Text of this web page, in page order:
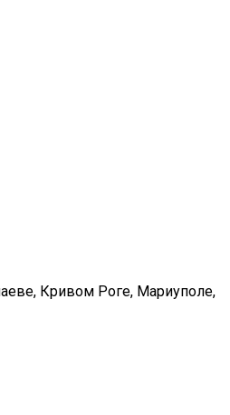
Кривом Роге, Мариуполе,